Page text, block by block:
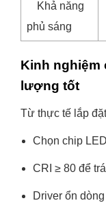
Khả năng
phủ sáng
Kinh nghiệm
lượng tốt
Từ thực tế lắp
Chọn chip
CRI ≥ 80 để
Driver ổn